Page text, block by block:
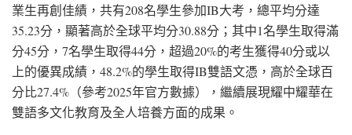
業生再創佳績，共有208名學生參加IB大考，總平均分達
35.23分，顯著高於全球平均分30.88分；其中1名學生取得滿
分45分，7名學生取得44分，超過20%的考生獲得40分或以
上的優異成績，48.2%的學生取得IB雙語文憑，高於全球百
分比27.4%（參考2025年官方數據），繼續展現耀中耀華在
雙語多文化教育及全人培養方面的成果。